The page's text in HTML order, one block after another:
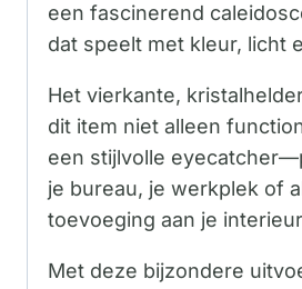
een fascinerend
dat speelt met kleur, licht
Het vierkante,
dit item niet alleen
een stijlvolle
je bureau, je werkplek of
toevoeging aan je
Met deze bijzondere